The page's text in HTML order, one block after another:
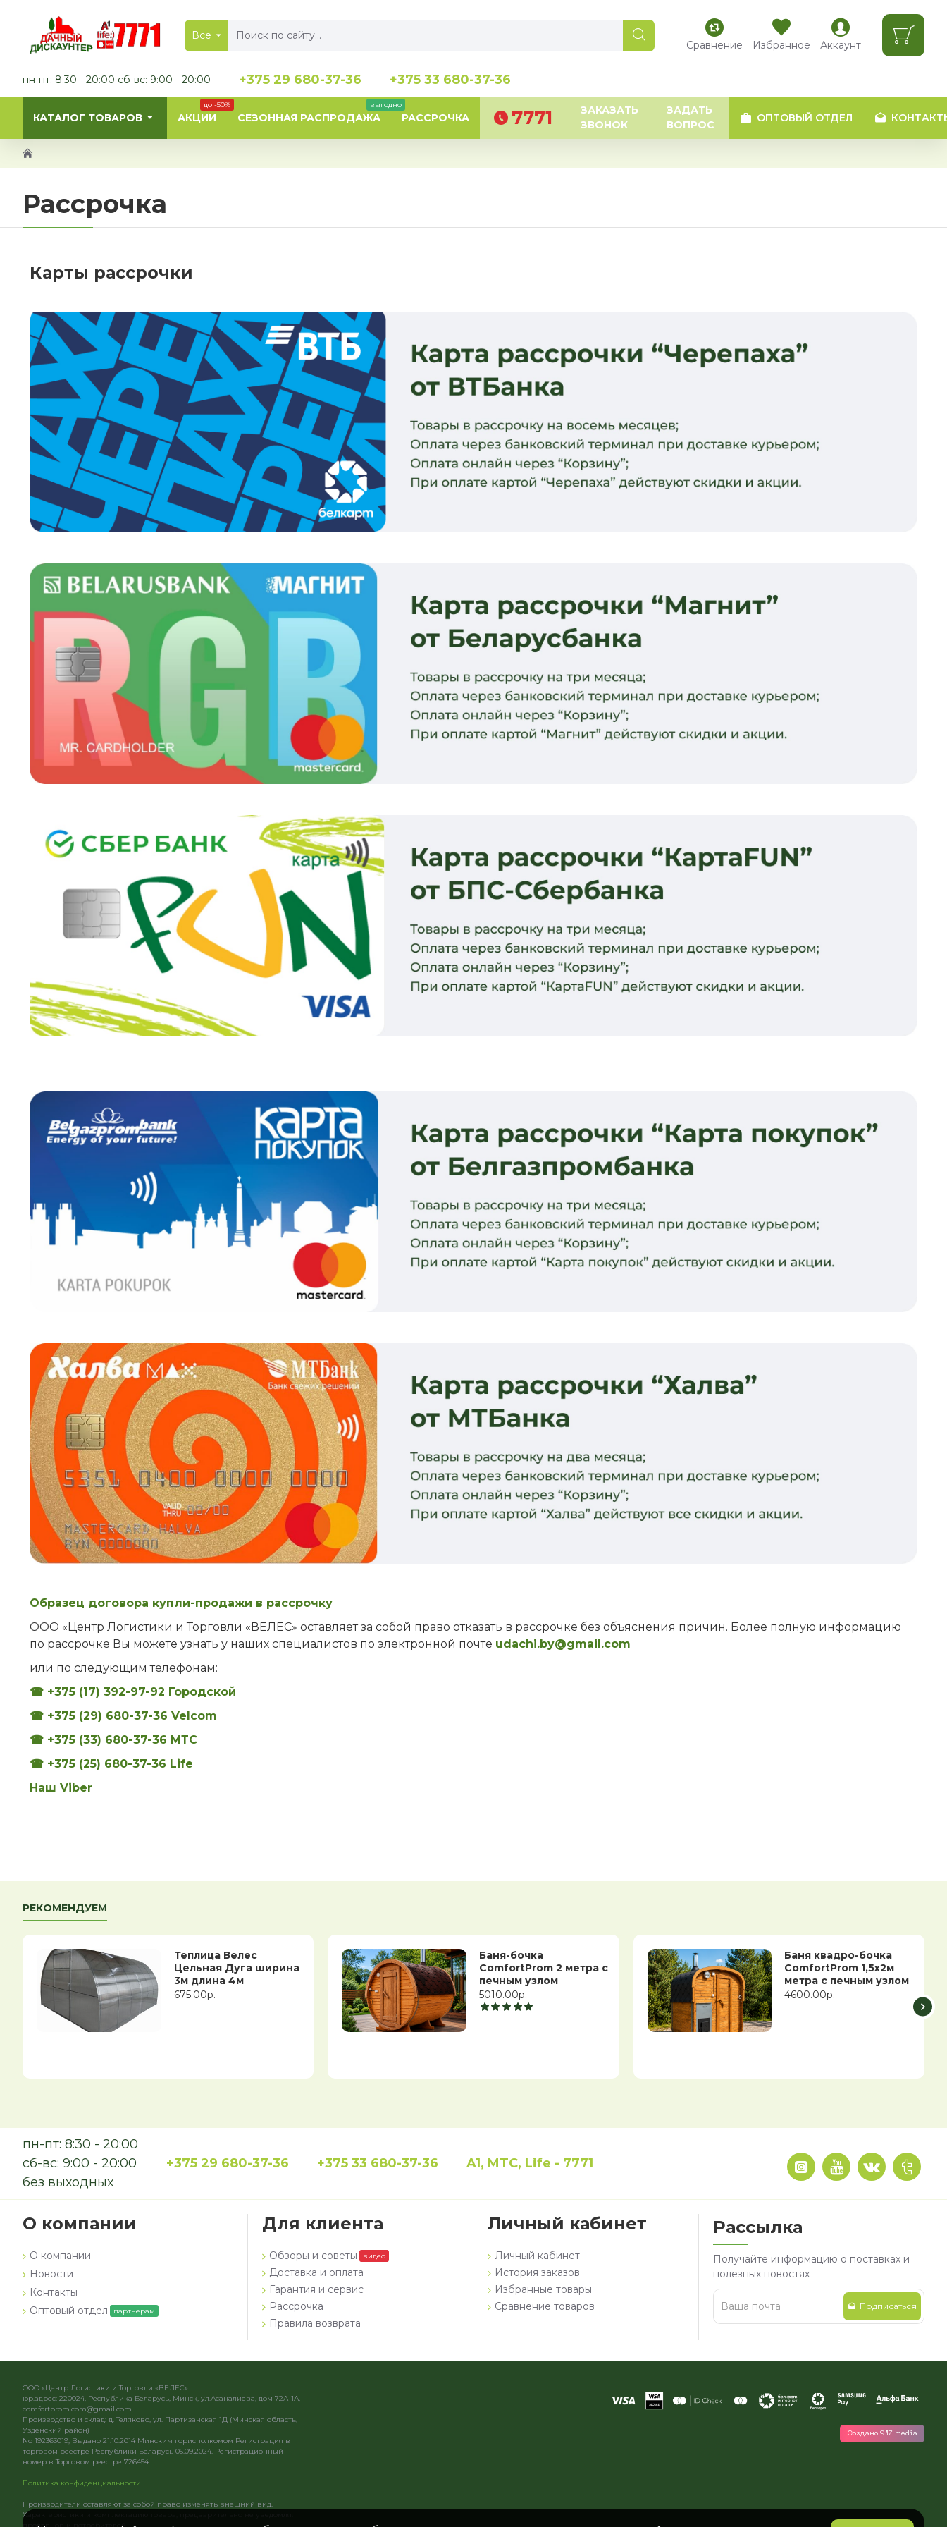
Все
Сравнение Избранное Аккаунт
пн-пт: 8:30 - 20:00 сб-вс: 9:00 - 20:00 +375 29 680-37-36 +375 33 680-37-36
КАТАЛОГ ТОВАРОВ АКЦИИ
до -50%
СЕЗОННАЯ РАСПРОДАЖА
выгодно
РАССРОЧКА 7771
ЗАКАЗАТЬ
ЗВОНОК
ЗАДАТЬ
ВОПРОС
ОПТОВЫЙ ОТДЕЛ
Рассрочка
Карты рассрочки
Образец договора купли-продажи в рассрочку
ООО «Центр Логистики и Торговли «ВЕЛЕС» оставляет за собой право отказать в рассрочке без объяснения причин. Более полную информацию
по рассрочке Вы можете узнать у наших специалистов по электронной почте udachi.by@gmail.com
или по следующим телефонам:
☎ +375 (17) 392-97-92 Городской
☎ +375 (29) 680-37-36 Velcom
☎ +375 (33) 680-37-36 МТС
☎ +375 (25) 680-37-36 Life
Наш Viber
РЕКОМЕНДУЕМ
Теплица Велес
Цельная Дуга ширина
3м длина 4м
675.00р.
Баня-бочка
ComfortProm 2 метра с
печным узлом
5010.00р.
Баня квадро-бочка
ComfortProm 1,5х2м
метра с печным узлом
4600.00р.
пн-пт: 8:30 - 20:00
сб-вс: 9:00 - 20:00
без выходных
+375 29 680-37-36 +375 33 680-37-36 A1, MTC, Life - 7771
О компании
О компании
Новости
Контакты
Оптовый отдел
партнерам
Для клиента
Обзоры и советы видео
Доставка и оплата
Гарантия и сервис
Рассрочка
Правила возврата
Личный кабинет
Личный кабинет
История заказов
Избранные товары
Сравнение товаров
Рассылка
Получайте информацию о поставках и
полезных новостях
Подписаться
ООО «Центр Логистики и Торговли «ВЕЛЕС»
юр.адрес: 220024, Республика Беларусь, Минск, ул.Асаналиева, дом 72А-1А,
comfortprom.com@gmail.com
Производство и склад: д. Теляково, ул. Партизанская 1Д (Минская область,
Узденский район)
No 192363019, Выдано 21.10.2014 Минским горисполкомом Регистрация в
торговом реестре Республики Беларусь 05.09.2024. Регистрационный
номер в Торговом реестре 726454
Политика конфиденциальности
Производители оставляют за собой право изменять внешний вид.
Характеристики и комплектацию товара, предварительно не уведомляя
Создано 917 media